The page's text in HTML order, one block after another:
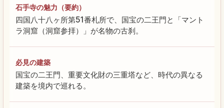
石手寺の魅力（要約）
四国八十八ヶ所第51番札所で、国宝の二王門と「マント
ラ洞窟（洞窟参拝）」が名物の古刹。
必見の建築
国宝の二王門、重要文化財の三重塔など、時代の異なる
建築を境内で巡れる。